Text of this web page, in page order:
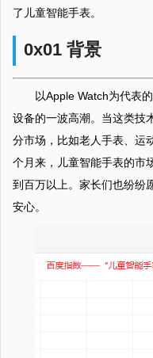
了儿童智能手表。
0x01 背景
以Apple Watch为代表
设备的一波高潮。当这类技
分市场，比如老人手表、运
个月来，儿童智能手表的市
到百万以上。家长们也纷纷
安心。